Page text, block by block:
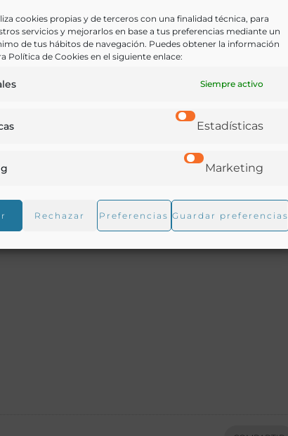
cookies propias y de terceros con una finalidad técnica, para
servicios y mejorarlos en base a tus preferencias mediante un
de tus hábitos de navegación. Puedes obtener la información
Política de Cookies en el siguiente enlace:
Siempre activo
Estadísticas
Marketing
Rechazar Preferencias Guardar preferencias
Castellano
Ir a versión electrónica